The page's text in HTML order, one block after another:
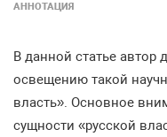
АННОТАЦИЯ
В данной статье автор
освещению такой
власть». Основное
сущности «русской